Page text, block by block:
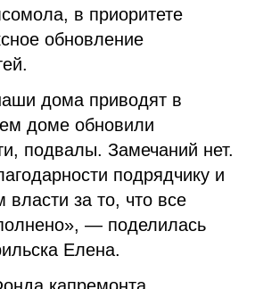
в приоритете
обновление
дома приводят в
доме обновили
подвалы. Замечаний нет.
подрядчику и
власти за то, что все
— поделилась
Елена.